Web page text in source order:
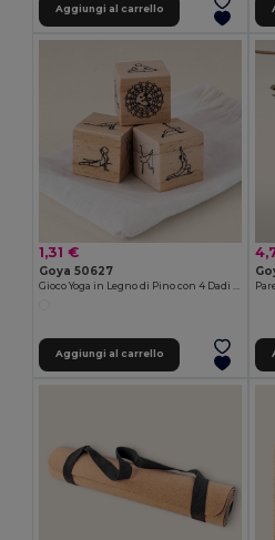
Aggiungi al carrello
1,31 €
Goya 50627
Aggiungi al carrello